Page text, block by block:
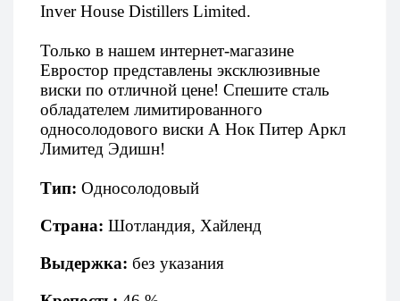
Inver House Distillers Limited.
Только в нашем интернет-магазине
Евростор представлены эксклюзивные
виски по отличной цене! Спешите сталь
обладателем лимитированного
односолодового виски А Нок Питер Аркл
Лимитед Эдишн!
Тип: Односолодовый
Страна: Шотландия, Хайленд
Выдержка: без указания